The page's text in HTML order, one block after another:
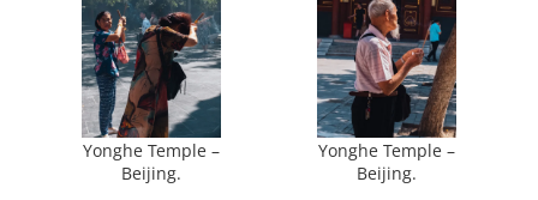
Yonghe Temple –
Beijing.
Yonghe Temple –
Beijing.